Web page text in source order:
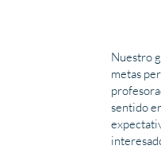
Nuestro
metas
sentido